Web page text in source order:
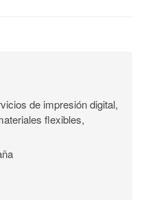
de impresión digital,
flexibles,